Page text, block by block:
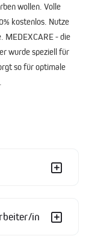
wollen. Volle
kostenlos. Nutze
MEDEXCARE - die
wurde speziell für
so für optimale
in